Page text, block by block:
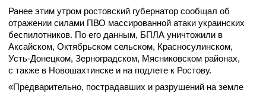
Ранее этим утром ростовский губернатор сообщал об
отражении силами ПВО массированной атаки украинских
беспилотников. По его данным, БПЛА уничтожили в
Аксайском, Октябрьском сельском, Красносулинском,
Усть-Донецком, Зерноградском, Мясниковском районах,
с также в Новошахтинске и на подлете к Ростову.
«Предварительно, пострадавших и разрушений на земле